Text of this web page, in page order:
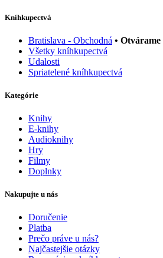
Kníhkupectvá
Bratislava - Obchodná • Otvárame
Všetky kníhkupectvá
Udalosti
Spriatelené kníhkupectvá
Kategórie
Knihy
E-knihy
Audioknihy
Hry
Filmy
Doplnky
Nakupujte u nás
Doručenie
Platba
Prečo práve u nás?
Najčastejšie otázky